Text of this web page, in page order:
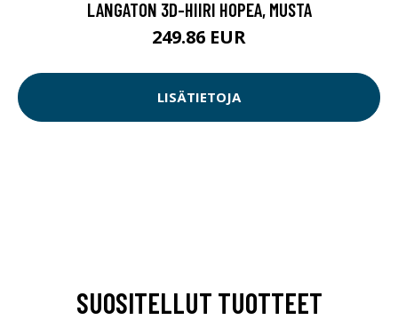
LANGATON 3D-HIIRI HOPEA, MUSTA
249.86 EUR
LISÄTIETOJA
SUOSITELLUT TUOTTEET